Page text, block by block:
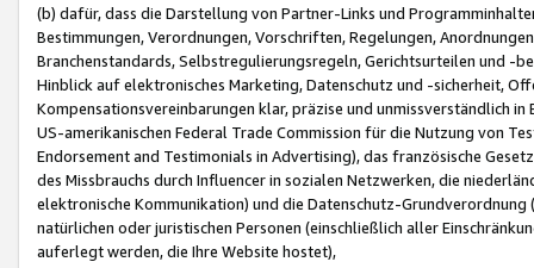
(b) dafür, dass die Darstellung von Partner-Links und
Bestimmungen, Verordnungen, Vorschriften, Regelungen,
Branchenstandards, Selbstregulierungsregeln, Gerichtsurteilen und -
Hinblick auf elektronisches Marketing, Datenschutz und -sicherheit,
Kompensationsvereinbarungen klar, präzise und unmissverständlich
US-amerikanischen Federal Trade Commission für die Nutzung von
Endorsement and Testimonials in Advertising), das französische
des Missbrauchs durch Influencer in sozialen Netzwerken, die
elektronische Kommunikation) und die Datenschutz-
natürlichen oder juristischen Personen (einschließlich aller
auferlegt werden, die Ihre Website hostet),